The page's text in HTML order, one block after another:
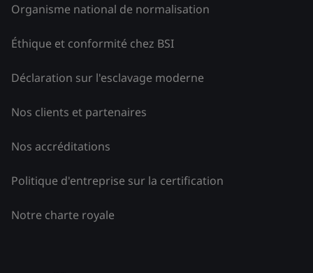
Organisme national de normalisation
Éthique et conformité chez BSI
Déclaration sur l'esclavage moderne
Nos clients et partenaires
Nos accréditations
Politique d'entreprise sur la certification
Notre charte royale